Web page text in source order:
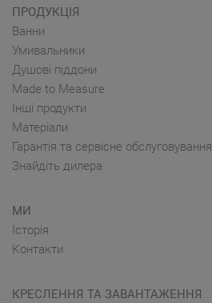
ПРОДУКЦІЯ
Ванни
Умивальники
Душові піддони
Made to Measure
Інші продукти
Матеріали
Гарантія та сервісне обслуговування
Знайдіть дилера
МИ
Історія
Контакти
КРЕСЛЕННЯ ТА ЗАВАНТАЖЕННЯ